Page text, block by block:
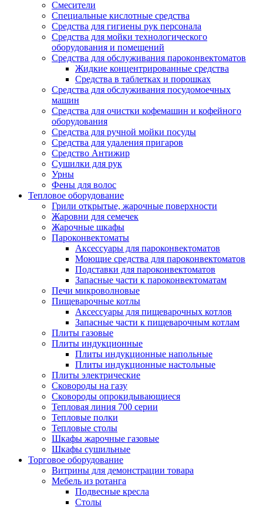
Смесители
Специальные кислотные средства
Средства для гигиены рук персонала
Средства для мойки технологического
оборудования и помещений
Средства для обслуживания пароконвектоматов
Жидкие концентрированные средства
Средства в таблетках и порошках
Средства для обслуживания посудомоечных
машин
Средства для очистки кофемашин и кофейного
оборудования
Средства для ручной мойки посуды
Средства для удаления пригаров
Средство Антижир
Сушилки для рук
Урны
Фены для волос
Тепловое оборудование
Грили открытые, жарочные поверхности
Жаровни для семечек
Жарочные шкафы
Пароконвектоматы
Аксессуары для пароконвектоматов
Моющие средства для пароконвектоматов
Подставки для пароконвектоматов
Запасные части к пароконвектоматам
Печи микроволновые
Пищеварочные котлы
Аксессуары для пищеварочных котлов
Запасные части к пищеварочным котлам
Плиты газовые
Плиты индукционные
Плиты индукционные напольные
Плиты индукционные настольные
Плиты электрические
Сковороды на газу
Сковороды опрокидывающиеся
Тепловая линия 700 серии
Тепловые полки
Тепловые столы
Шкафы жарочные газовые
Шкафы сушильные
Торговое оборудование
Витрины для демонстрации товара
Мебель из ротанга
Подвесные кресла
Столы